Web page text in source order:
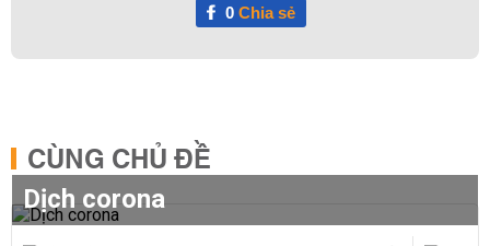
0Chia sẻ
CÙNG CHỦ ĐỀ
Dịch corona